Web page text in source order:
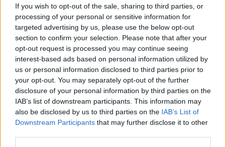
If you wish to opt-out of the sale, sharing to third parties, or
processing of your personal or sensitive information for
targeted advertising by us, please use the below opt-out
section to confirm your selection. Please note that after your
opt-out request is processed you may continue seeing
interest-based ads based on personal information utilized by
us or personal information disclosed to third parties prior to
your opt-out. You may separately opt-out of the further
disclosure of your personal information by third parties on the
IAB’s list of downstream participants. This information may
also be disclosed by us to third parties on the IAB’s List of
Downstream Participants that may further disclose it to other
vendos rekord historik në
Google, kërkimet arrijnë nivele
të papara
Kina zbulon robotë humanoidë
tepër realistë, të projektuar për
shoqëri afatgjatë